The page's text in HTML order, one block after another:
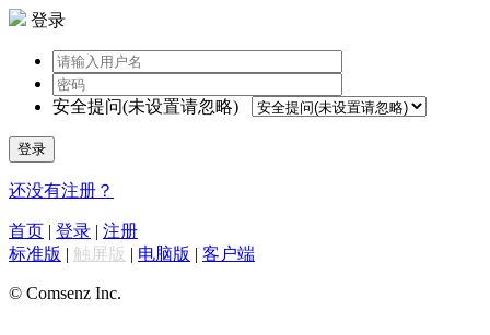
登录
安全提问(未设置请忽略)
登录
还没有注册？
首页 | 登录 | 注册
标准版 | 触屏版 | 电脑版 | 客户端
© Comsenz Inc.